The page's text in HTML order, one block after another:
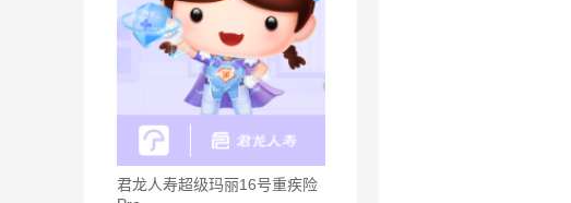
君龙人寿超级玛丽16号重疾险